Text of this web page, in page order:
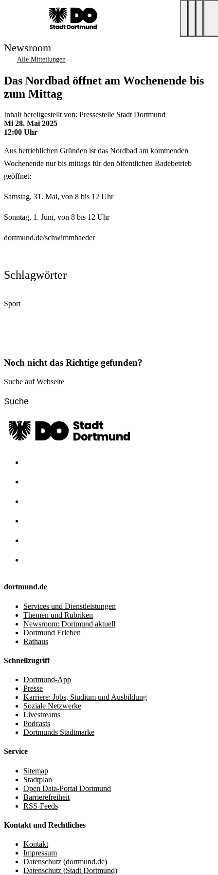
Newsroom
Alle Mitteilungen
Das Nordbad öffnet am Wochenende bis
zum Mittag
Inhalt bereitgestellt von: Pressestelle Stadt Dortmund
Mi 28. Mai 2025
12:00 Uhr
Aus betrieblichen Gründen ist das Nordbad am kommenden
Wochenende nur bis mittags für den öffentlichen Badebetrieb
geöffnet:
Samstag, 31. Mai, von 8 bis 12 Uhr
Sonntag, 1. Juni, von 8 bis 12 Uhr
dortmund.de/schwimmbaeder
Schlagwörter
Sport
Noch nicht das Richtige gefunden?
Suche auf Webseite
dortmund.de
Services und Dienstleistungen
Themen und Rubriken
Newsroom: Dortmund aktuell
Dortmund Erleben
Rathaus
Schnellzugriff
Dortmund-App
Presse
Karriere: Jobs, Studium und Ausbildung
Soziale Netzwerke
Livestreams
Podcasts
Dortmunds Stadtmarke
Service
Sitemap
Stadtplan
Open Data-Portal Dortmund
Barrierefreiheit
RSS-Feeds
Kontakt und Rechtliches
Kontakt
Impressum
Datenschutz (dortmund.de)
Datenschutz (Stadt Dortmund)